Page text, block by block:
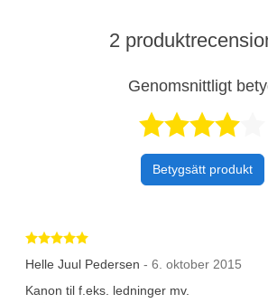
2
Genomsnittligt
Betygsätt produkt
Betygsatt 5 av 5 stjärnor
Helle Juul Pedersen - 6. oktober 2015
Kanon til f.eks. ledninger mv.